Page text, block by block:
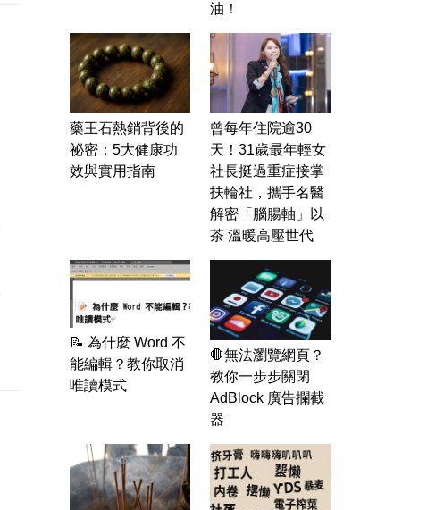
油！
藥王石熱銷背後的
祕密：5大健康功
效與實用指南
曾每年住院逾30
天！31歲最年輕女
社長挺過重症接掌
扶輪社，攜手名醫
解密「腦腸軸」以
茶 溫暖高壓世代
📝 為什麼 Word 不
能編輯？教你取消
唯讀模式
🛑無法瀏覽網頁？
教你一步步關閉
AdBlock 廣告攔截
器